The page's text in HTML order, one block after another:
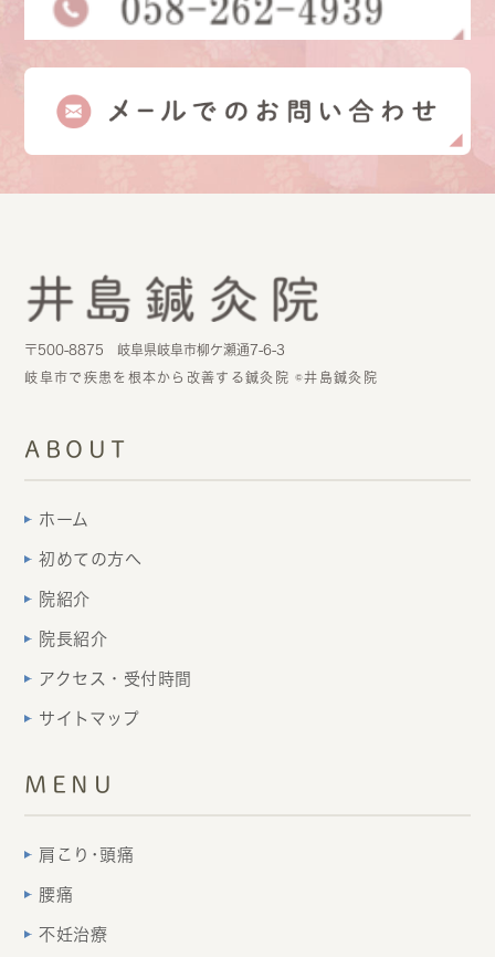
〒500-8875 岐阜県岐阜市柳ケ瀬通7-6-3
岐阜市で疾患を根本から改善する鍼灸院 ©井島鍼灸院
ABOUT
ホーム
初めての方へ
院紹介
院長紹介
アクセス・受付時間
サイトマップ
MENU
肩こり･頭痛
腰痛
不妊治療